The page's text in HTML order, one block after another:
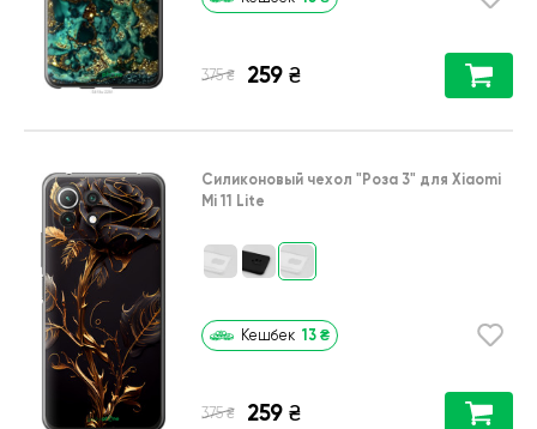
375 ₴ 259 ₴
Силиконовый чехол "Роза 3" для Xiaomi
Mi 11 Lite
Кешбек 13 ₴
375 ₴ 259 ₴